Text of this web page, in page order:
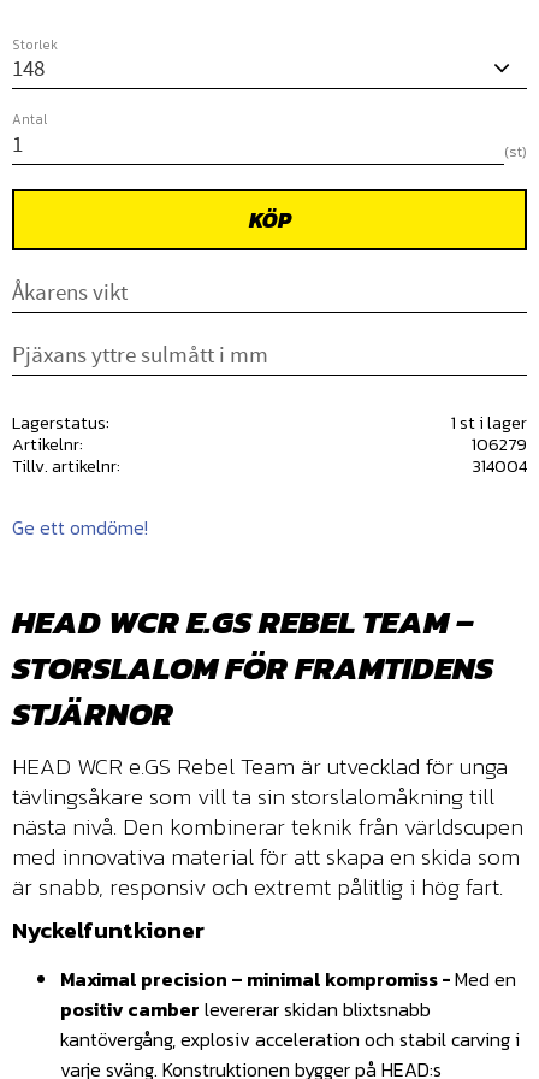
Storlek
Antal
st
KÖP
Lagerstatus
1 st i lager
Artikelnr
106279
Tillv. artikelnr
314004
Ge ett omdöme!
HEAD WCR E.GS REBEL TEAM –
STORSLALOM FÖR FRAMTIDENS
STJÄRNOR
HEAD WCR e.GS Rebel Team är utvecklad för unga
tävlingsåkare som vill ta sin storslalomåkning till
nästa nivå. Den kombinerar teknik från världscupen
med innovativa material för att skapa en skida som
är snabb, responsiv och extremt pålitlig i hög fart.
Nyckelfuntkioner
Maximal precision – minimal kompromiss -Med en
positiv camber levererar skidan blixtsnabb
kantövergång, explosiv acceleration och stabil carving i
varje sväng. Konstruktionen bygger på HEAD:s